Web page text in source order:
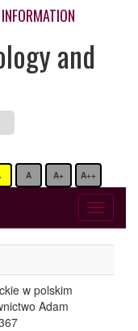
and
A A+ A++
Toggle
w polskim
Adam